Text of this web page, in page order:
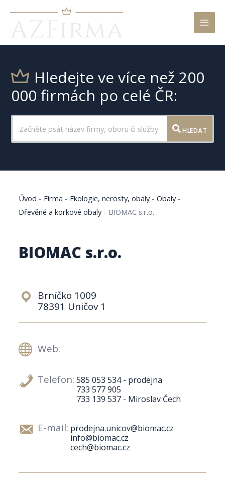
Hledejte ve více než 200
000 firmách po celé ČR:
HLEDAT
Úvod - Firma - Ekologie, nerosty, obaly-Obaly-
Dřevěné a korkové obaly- BIOMAC s.r.o.
BIOMAC s.r.o.
Brníčko 1009
78391 Uničov 1
Web:
Telefon: 585 053 534 - prodejna
733 577 905
733 139 537 - Miroslav Čech
E-mail: prodejna.unicov@biomac.cz
info@biomac.cz
cech@biomac.cz